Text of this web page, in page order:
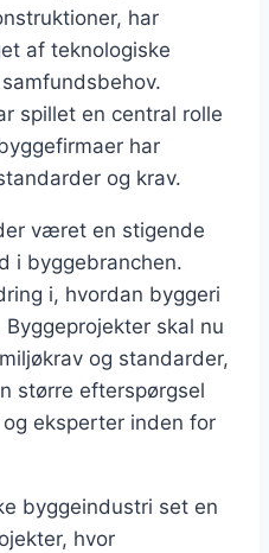
har
af teknologiske
spillet en central rolle
har
og krav.
været en stigende
i byggebranchen.
i, hvordan byggeri
skal nu
og standarder,
større efterspørgsel
eksperter inden for
byggeindustri set en
hvor